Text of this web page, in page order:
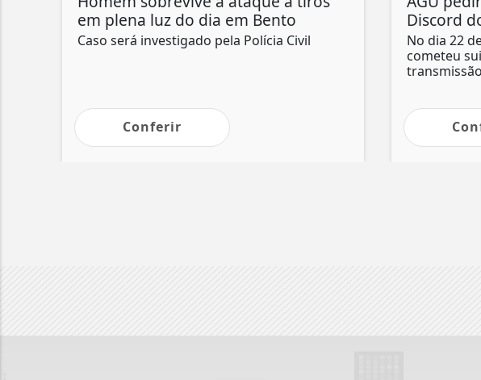
em plena luz do dia em Bento
Caso será investigado pela Polícia Civil
Conferir
Discord
No dia 22
cometeu